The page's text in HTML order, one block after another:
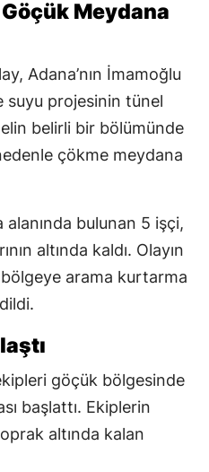
Meydana
Adana’nın İmamoğlu
suyu projesinin tünel
belirli bir bölümünde
çökme meydana
alanında bulunan 5 işçi,
altında kaldı. Olayın
arama kurtarma
göçük bölgesinde
başlattı. Ekiplerin
altında kalan